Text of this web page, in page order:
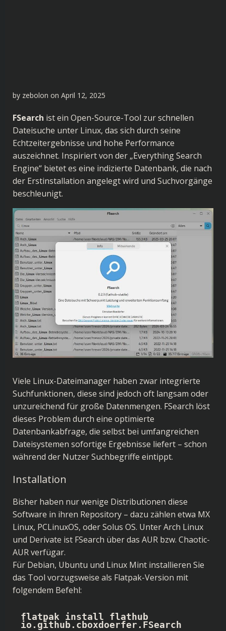
by zebolon on April 12, 2025
FSearch ist ein Open-Source-Tool zur schnellen
Dateisuche unter Linux, das sich durch seine
Echtzeitergebnisse und hohe Performance
auszeichnet. Inspiriert von der „Everything Search
Engine“ bietet es eine indizierte Datenbank, die nach
der Erstinstallation angelegt wird und Suchvorgänge
beschleunigt.
Viele Linux-Dateimanager haben zwar integrierte
Suchfunktionen, diese sind jedoch oft langsam oder
unzureichend für große Datenmengen. FSearch löst
dieses Problem durch eine optimierte
Datenbankabfrage, die selbst bei umfangreichen
Dateisystemen sofortige Ergebnisse liefert – schon
während der Nutzer Suchbegriffe eintippt.
Installation
Bisher haben nur wenige Distributionen diese
Software in ihren Repository – dazu zählen etwa MX
Linux, PCLinuxOS, oder Solus OS. Unter Arch Linux
und Derivate ist FSearch über das AUR bzw. Chaotic-
AUR verfügar.
Für Debian, Ubuntu und Linux Mint installieren Sie
das Tool vorzugsweise als Flatpak-Version mit
folgendem Befehl:
flatpak install flathub
io.github.cboxdoerfer.FSearch